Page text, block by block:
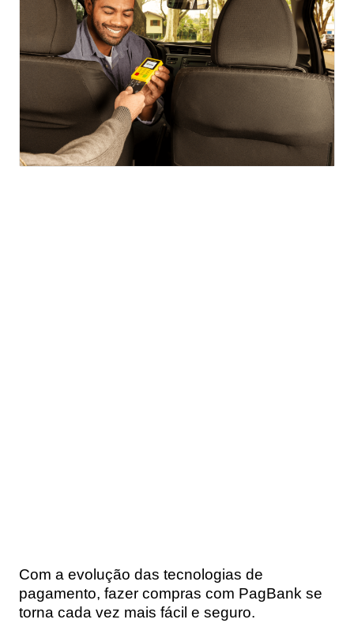
Com a evolução das tecnologias de
pagamento, fazer compras com PagBank se
torna cada vez mais fácil e seguro.